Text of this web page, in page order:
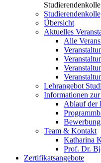
Übersicht
Aktuelles
Alle
Lehrangebot
Informationen
Ablauf der
Team & Kontakt
Katharina
Prof. Dr.
Zertifikatsangebote